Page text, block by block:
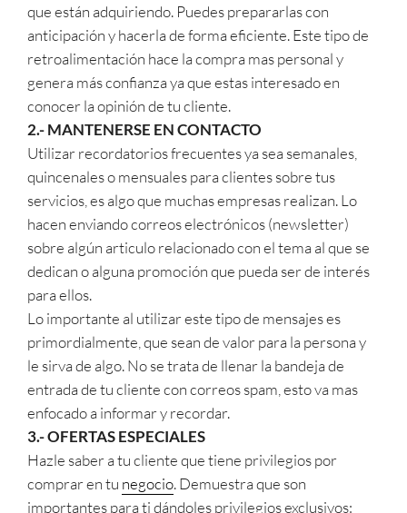
que están adquiriendo. Puedes prepararlas con
anticipación y hacerla de forma eficiente. Este tipo de
retroalimentación hace la compra mas personal y
genera más confianza ya que estas interesado en
conocer la opinión de tu cliente.
2.- MANTENERSE EN CONTACTO
Utilizar recordatorios frecuentes ya sea semanales,
quincenales o mensuales para clientes sobre tus
servicios, es algo que muchas empresas realizan. Lo
hacen enviando correos electrónicos (newsletter)
sobre algún articulo relacionado con el tema al que se
dedican o alguna promoción que pueda ser de interés
para ellos.
Lo importante al utilizar este tipo de mensajes es
primordialmente, que sean de valor para la persona y
le sirva de algo. No se trata de llenar la bandeja de
entrada de tu cliente con correos spam, esto va mas
enfocado a informar y recordar.
3.- OFERTAS ESPECIALES
Hazle saber a tu cliente que tiene privilegios por
comprar en tu negocio. Demuestra que son
importantes para ti dándoles privilegios exclusivos: